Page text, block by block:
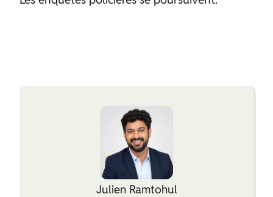
Julien Ramtohul